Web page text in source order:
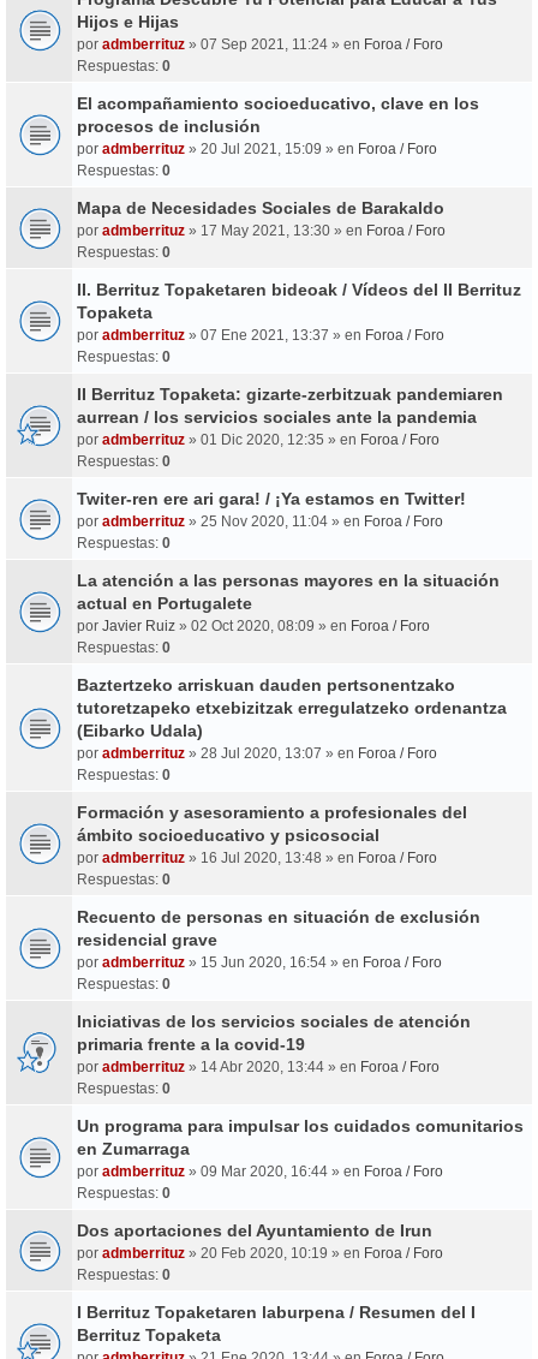
Hijos e Hijas
por admberrituz » 07 Sep 2021, 11:24 » en Foroa / Foro
Respuestas: 0
El acompañamiento socioeducativo, clave en los
procesos de inclusión
por admberrituz » 20 Jul 2021, 15:09 » en Foroa / Foro
Respuestas: 0
Mapa de Necesidades Sociales de Barakaldo
por admberrituz » 17 May 2021, 13:30 » en Foroa / Foro
Respuestas: 0
II. Berrituz Topaketaren bideoak / Vídeos del II Berrituz
Topaketa
por admberrituz » 07 Ene 2021, 13:37 » en Foroa / Foro
Respuestas: 0
II Berrituz Topaketa: gizarte-zerbitzuak pandemiaren
aurrean / los servicios sociales ante la pandemia
por admberrituz » 01 Dic 2020, 12:35 » en Foroa / Foro
Respuestas: 0
Twiter-ren ere ari gara! / ¡Ya estamos en Twitter!
por admberrituz » 25 Nov 2020, 11:04 » en Foroa / Foro
Respuestas: 0
La atención a las personas mayores en la situación
actual en Portugalete
por Javier Ruiz » 02 Oct 2020, 08:09 » en Foroa / Foro
Respuestas: 0
Baztertzeko arriskuan dauden pertsonentzako
tutoretzapeko etxebizitzak erregulatzeko ordenantza
(Eibarko Udala)
por admberrituz » 28 Jul 2020, 13:07 » en Foroa / Foro
Respuestas: 0
Formación y asesoramiento a profesionales del
ámbito socioeducativo y psicosocial
por admberrituz » 16 Jul 2020, 13:48 » en Foroa / Foro
Respuestas: 0
Recuento de personas en situación de exclusión
residencial grave
por admberrituz » 15 Jun 2020, 16:54 » en Foroa / Foro
Respuestas: 0
Iniciativas de los servicios sociales de atención
primaria frente a la covid-19
por admberrituz » 14 Abr 2020, 13:44 » en Foroa / Foro
Respuestas: 0
Un programa para impulsar los cuidados comunitarios
en Zumarraga
por admberrituz » 09 Mar 2020, 16:44 » en Foroa / Foro
Respuestas: 0
Dos aportaciones del Ayuntamiento de Irun
por admberrituz » 20 Feb 2020, 10:19 » en Foroa / Foro
Respuestas: 0
I Berrituz Topaketaren laburpena / Resumen del I
Berrituz Topaketa